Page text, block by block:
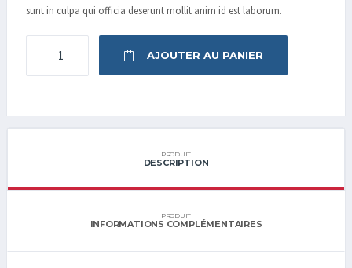
sunt in culpa qui officia deserunt mollit anim id est laborum.
CARBON
AJOUTER AU PANIER
PRODUIT
DESCRIPTION
PRODUIT
INFORMATIONS COMPLÉMENTAIRES